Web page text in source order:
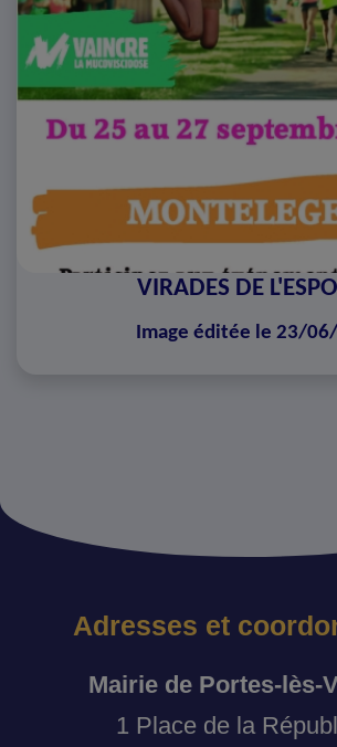
VIRADES DE
Image éditée le 23/
Adresses et
Mairie de Portes-lès-
1 Place de la